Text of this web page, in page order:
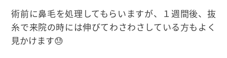
術前に鼻毛を処理してもらいますが、１週間後、抜
糸で来院の時には伸びてわさわさしている方もよく
見かけます😓